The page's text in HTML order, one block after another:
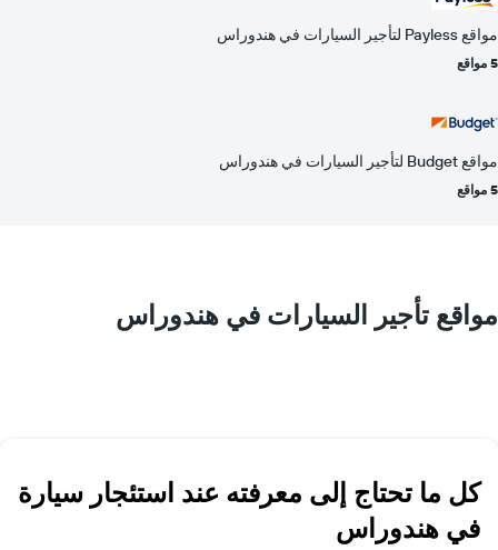
مواقع Payless لتأجير السيارات في هندوراس
5 مواقع
مواقع Budget لتأجير السيارات في هندوراس
5 مواقع
مواقع تأجير السيارات في هندوراس
كل ما تحتاج إلى معرفته عند استئجار سيارة
في هندوراس